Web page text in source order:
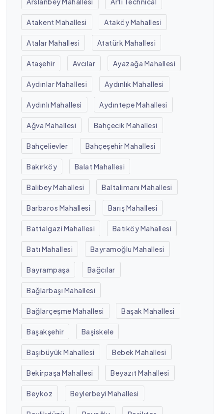
Atakent Mahallesi Ataköy Mahallesi
Atalar Mahallesi Atatürk Mahallesi
Ataşehir Avcılar Ayazağa Mahallesi
Aydınlar Mahallesi Aydınlık Mahallesi
Aydınlı Mahallesi Aydıntepe Mahallesi
Ağva Mahallesi Bahçecik Mahallesi
Bahçelievler Bahçeşehir Mahallesi
Bakırköy Balat Mahallesi
Balibey Mahallesi Baltalimanı Mahallesi
Barbaros Mahallesi Barış Mahallesi
Battalgazi Mahallesi Batıköy Mahallesi
Batı Mahallesi Bayramoğlu Mahallesi
Bayrampaşa Bağcılar
Bağlarbaşı Mahallesi
Bağlarçeşme Mahallesi Başak Mahallesi
Başakşehir Başiskele
Başıbüyük Mahallesi Bebek Mahallesi
Bekirpaşa Mahallesi Beyazıt Mahallesi
Beykoz Beylerbeyi Mahallesi